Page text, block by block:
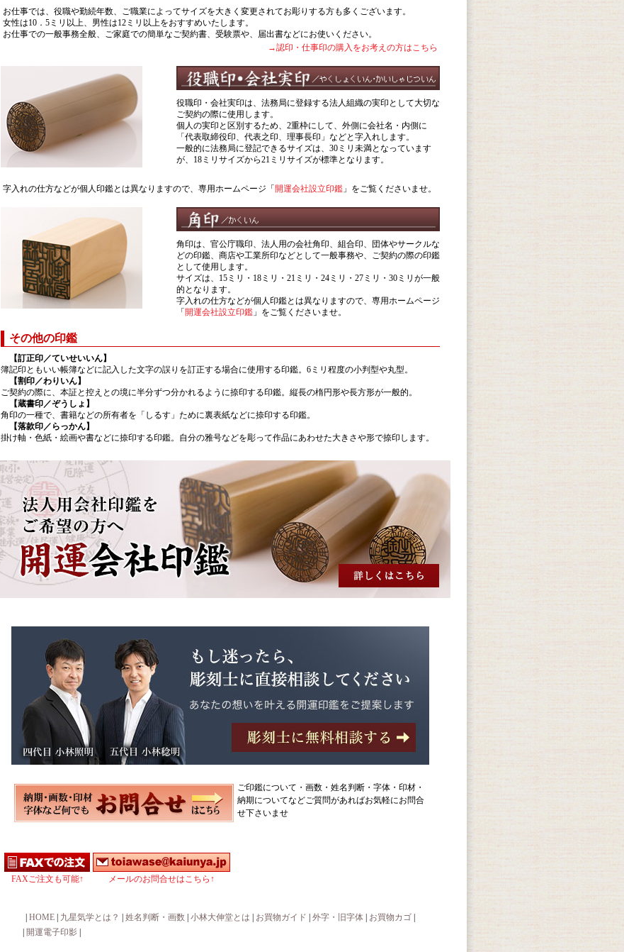
お仕事では、役職や勤続年数、ご職業によってサイズを大きく変更されてお彫りする方も多くございます。
女性は10．5ミリ以上、男性は12ミリ以上をおすすめいたします。
お仕事での一般事務全般、ご家庭での簡単なご契約書、受験票や、届出書などにお使いください。
→認印・仕事印の購入をお考えの方はこちら
役職印・会社実印は、法務局に登録する法人組織の実印として大切な
ご契約の際に使用します。
個人の実印と区別するため、2重枠にして、外側に会社名・内側に
「代表取締役印、代表之印、理事長印」などと字入れします。
一般的に法務局に登記できるサイズは、30ミリ未満となっています
が、18ミリサイズから21ミリサイズが標準となります。
字入れの仕方などが個人印鑑とは異なりますので、専用ホームページ「 開運会社設立印鑑 」をご覧くださいませ。
角印は、官公庁職印、法人用の会社角印、組合印、団体やサークルな
どの印鑑、商店や工業所印などとして一般事務や、ご契約の際の印鑑
として使用します。
サイズは、15ミリ・18ミリ・21ミリ・24ミリ・27ミリ・30ミリが一般
的となります。
字入れの仕方などが個人印鑑とは異なりますので、専用ホームページ
「開運会社設立印鑑 」をご覧くださいませ。
その他の印鑑
【訂正印／ていせいいん】
簿記印ともいい帳簿などに記入した文字の誤りを訂正する場合に使用する印鑑。6ミリ程度の小判型や丸型。
【割印／わりいん】
ご契約の際に、本証と控えとの境に半分ずつ分かれるように捺印する印鑑。縦長の楕円形や長方形が一般的。
【蔵書印／ぞうしょ】
角印の一種で、書籍などの所有者を「しるす」ために裏表紙などに捺印する印鑑。
【落款印／らっかん】
掛け軸・色紙・絵画や書などに捺印する印鑑。自分の雅号などを彫って作品にあわせた大きさや形で捺印します。
ご印鑑について・画数・姓名判断・字体・印材・
納期についてなどご質問があればお気軽にお問合
せ下さいませ
FAXご注文も可能↑ メールのお問合せはこちら↑
| HOME | 九星気学とは？ | 姓名判断・画数 | 小林大伸堂とは | お買物ガイド | 外字・旧字体 | お買物カゴ |
| 開運電子印影 |